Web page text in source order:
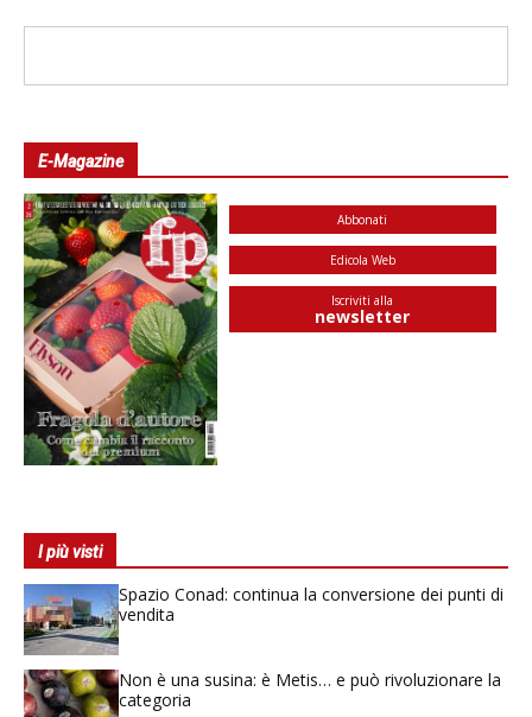
E-Magazine
Abbonati
Edicola Web
Iscriviti alla
newsletter
I più visti
Spazio Conad: continua la conversione dei punti di
vendita
Non è una susina: è Metis… e può rivoluzionare la
categoria